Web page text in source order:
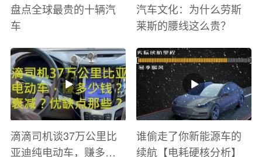
盘点全球最贵的十辆汽
车
汽车文化：为什么劳斯
莱斯的腰线这么贵？
滴滴司机谈37万公里比
亚迪纯电动车，赚多少
谁偷走了你新能源车的
续航【电耗硬核分析】